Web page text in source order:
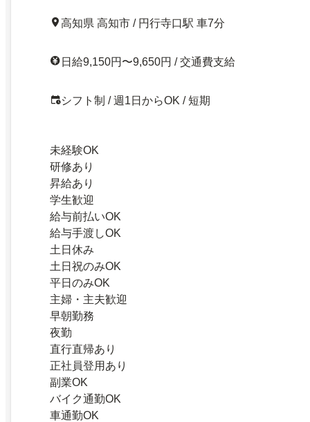
高知県 高知市 / 円行寺口駅 車7分
日給9,150円〜9,650円 / 交通費支給
シフト制 / 週1日からOK / 短期
未経験OK
研修あり
昇給あり
学生歓迎
給与前払いOK
給与手渡しOK
土日休み
土日祝のみOK
平日のみOK
主婦・主夫歓迎
早朝勤務
夜勤
直行直帰あり
正社員登用あり
副業OK
バイク通勤OK
車通勤OK